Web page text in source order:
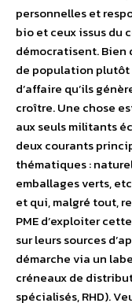
personnelles et
bio et ceux issus du
démocratisent. Bien
de population
d’affaire qu’ils
croître. Une chose
aux seuls militants
deux courants
thématiques :
emballages verts,
et qui, malgré tout,
PME d’exploiter
sur leurs sources
démarche via un
créneaux de
spécialisés, RHD).